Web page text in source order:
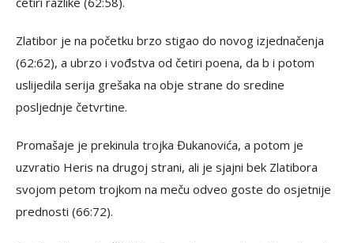
Zlatibor je na početku brzo stigao do novog izjednačenja
(62:62), a ubrzo i vođstva od četiri poena, da b i potom
uslijedila serija grešaka na obje strane do sredine
posljednje četvrtine.
Promašaje je prekinula trojka Đukanovića, a potom je
uzvratio Heris na drugoj strani, ali je sjajni bek Zlatibora
svojom petom trojkom na meču odveo goste do osjetnije
prednosti (66:72).